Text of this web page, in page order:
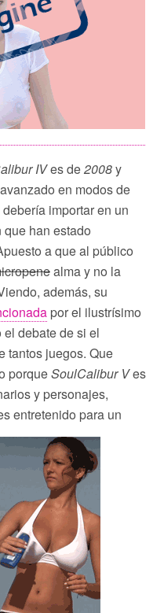
IVes de2008y
en modos de
importar en un
han estado
a que al público
alma y no la
además, su
por el ilustrísimo
debate de si el
tantos juegos. Que
porqueSoulCalibur Ves
y personajes,
entretenido para un